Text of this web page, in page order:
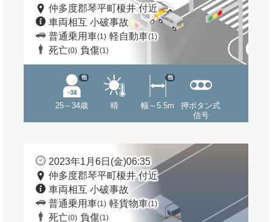
仲多度郡琴平町榎井 付近
車両相互 小破事故
普通乗用車(1) 軽自動車(1)
死亡(0) 負傷(1)
25～34歳
他
晴 幅～5.5m
他
押ボタン式
信号
2023年1月6日(金)06:35
仲多度郡琴平町榎井 付近
車両相互 小破事故
普通乗用車(1) 軽貨物車(1)
死亡(0) 負傷(1)